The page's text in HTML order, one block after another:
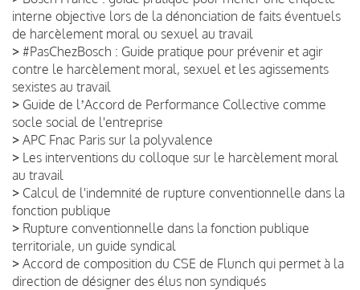
interne objective lors de la dénonciation de faits éventuels
de harcèlement moral ou sexuel au travail
> #PasChezBosch : Guide pratique pour prévenir et agir
contre le harcèlement moral, sexuel et les agissements
sexistes au travail
> Guide de lʼAccord de Performance Collective comme
socle social de l'entreprise
> APC Fnac Paris sur la polyvalence
> Les interventions du colloque sur le harcèlement moral
au travail
> Calcul de l'indemnité de rupture conventionnelle dans la
fonction publique
> Rupture conventionnelle dans la fonction publique
territoriale, un guide syndical
> Accord de composition du CSE de Flunch qui permet à la
direction de désigner des élus non syndiqués